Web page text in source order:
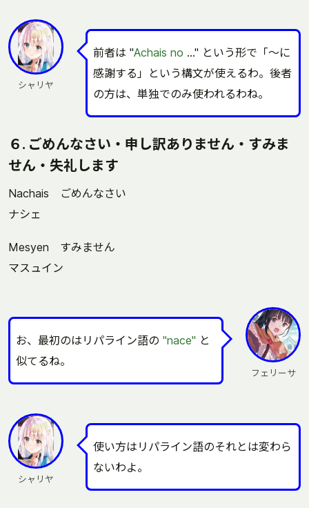
シャリヤ
前者は "Achais no ..." という形で「～に
感謝する」という構文が使えるわ。後者
の方は、単独でのみ使われるわね。
６. ごめんなさい・申し訳ありません・すみま
せん・失礼します
Nachais ごめんなさい
ナシェ
Mesyen すみません
マスュイン
フェリーサ
お、最初のはリパライン語の "nace" と
似てるね。
シャリヤ
使い方はリパライン語のそれとは変わら
ないわよ。